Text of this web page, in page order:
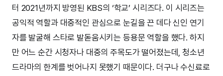
터 2021년까지 방영된 KBS의 ‘학교’ 시리즈다. 이 시리즈는
공익적 역할과 대중적인 관심으로 눈길을 끈 데다 신인 연기
자를 발굴해 스타로 발돋움시키는 등용문 역할을 했다. 하지
만 어느 순간 시청자나 대중의 주목도가 떨어졌는데, 청소년
드라마의 한계를 벗어나지 못했기 때문이다. 더구나 수신료로